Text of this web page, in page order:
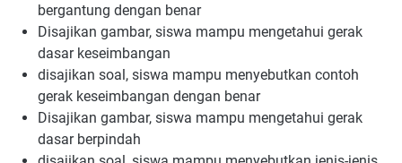
bergantung dengan benar
Disajikan gambar, siswa mampu mengetahui gerak
dasar keseimbangan
disajikan soal, siswa mampu menyebutkan contoh
gerak keseimbangan dengan benar
Disajikan gambar, siswa mampu mengetahui gerak
dasar berpindah